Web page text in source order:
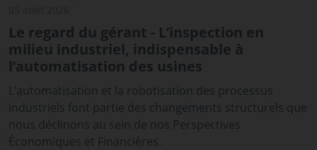
Le regard du gérant - L’inspection en
milieu industriel, indispensable à
l’automatisation des usines
L’automatisation et la robotisation des processus
industriels font partie des changements structurels que
nous déclinons au sein de nos Perspectives
Économiques et Financières.